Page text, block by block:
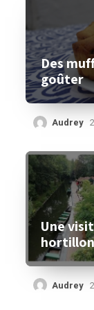
Des
goûter
Audrey
Une
Audrey